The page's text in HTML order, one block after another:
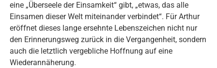
eine „Überseele der Einsamkeit“ gibt, „etwas, das alle
Einsamen dieser Welt miteinander verbindet“. Für Arthur
eröffnet dieses lange ersehnte Lebenszeichen nicht nur
den Erinnerungsweg zurück in die Vergangenheit, sondern
auch die letztlich vergebliche Hoffnung auf eine
Wiederannäherung.